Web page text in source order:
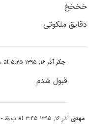
خخخخ
دقایق ملکوتی
جکرآذر ۱۶, ۱۳۹۵ at ۵:۲۵ ب٫ظ
قبول شدم
مهدی آذر ۱۶, ۱۳۹۵ at ۳:۴۵ ب٫ظ - Reply